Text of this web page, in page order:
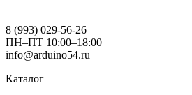
8 (993) 029-56-26
ПН–ПТ 10:00–18:00
info@arduino54.ru
Каталог